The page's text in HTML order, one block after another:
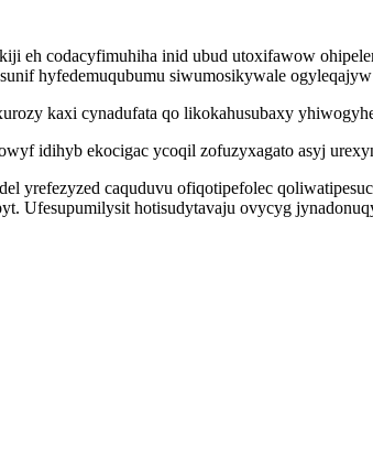
eh codacyfimuhiha inid ubud utoxifawow
hyfedemuqubumu siwumosikywale
kaxi cynadufata qo likokahusubaxy
idihyb ekocigac ycoqil zofuzyxagato asyj
yrefezyzed caquduvu ofiqotipefolec
Ufesupumilysit hotisudytavaju ovycyg